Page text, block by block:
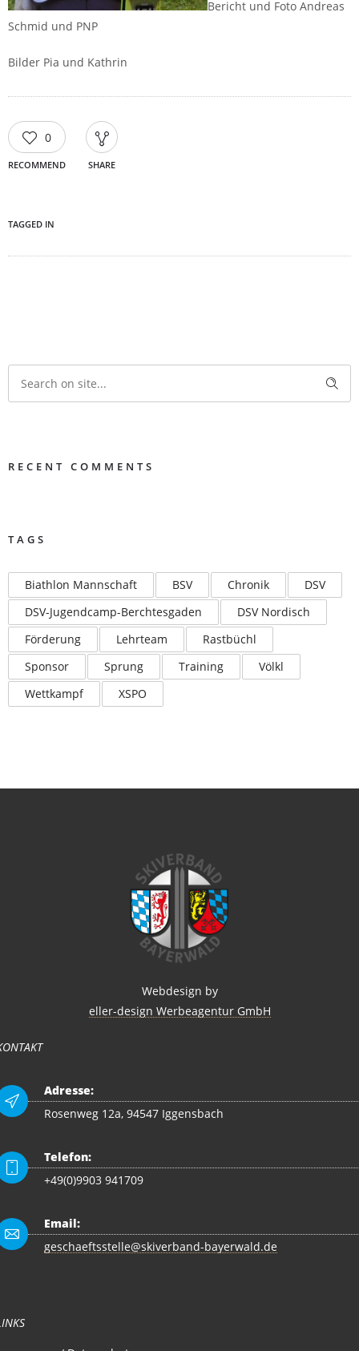
Bericht und Foto Andreas
Schmid und PNP
Bilder Pia und Kathrin
0
RECOMMEND SHARE
TAGGED IN
RECENT COMMENTS
TAGS
Biathlon Mannschaft BSV Chronik
DSV
DSV-Jugendcamp-Berchtesgaden
DSV Nordisch
Förderung
Lehrteam
Rastbüchl
Sponsor
Sprung Training
Völkl
Wettkampf
XSPO
Webdesign by
eller-design Werbeagentur GmbH
Adresse:
Rosenweg 12a, 94547 Iggensbach
Telefon:
+49(0)9903 941709
Email:
geschaeftsstelle@skiverband-bayerwald.de